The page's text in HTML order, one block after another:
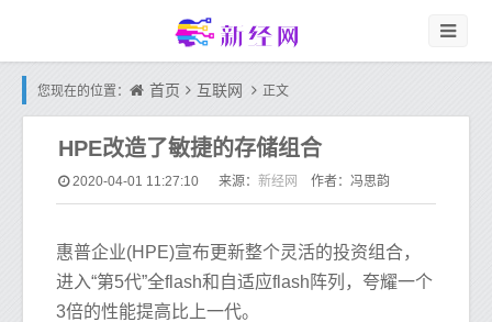
您现在的位置： 首页 互联网 正文
HPE改造了敏捷的存储组合
2020-04-01 11:27:10 来源： 新经网 作者：冯思韵
惠普企业(HPE)宣布更新整个灵活的投资组合，
进入“第5代”全flash和自适应flash阵列，夸耀一个
3倍的性能提高比上一代。